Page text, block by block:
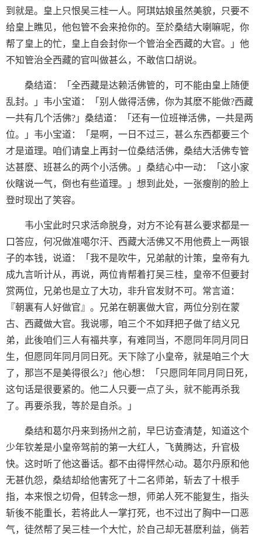
到就是。皇上只恨吴三桂一人。阿琪姑娘虽然美貌，只要不
给皇上瞧见，他包管不会来抢你的。至於桑结大喇嘛呢，你
帮了皇上的忙，皇上自会封你一个管治全西藏的大官。」他
不知管治全西藏的官叫做甚么，不敢信口胡说。
桑结道：「全西藏是达赖活佛管的，可不能由皇上随便
乱封。」韦小宝道：「别人做得活佛，你为其麽不能做?西藏
一共有几个活佛?」桑结道：「还有一位班禅活佛，一共是两
位。」韦小宝道：「是啊，一日不过三，甚么东西都要三个
才是道理。咱们请皇上再封一位桑结活佛，桑结大活佛专管
达甚麽、班甚么的两个小活佛。」桑结心中一动：「这小家
伙瞎说一气，倒也有些道理。」想到此处，一张瘦削的脸上
登时现出了笑容。
韦小宝此时只求活命脱身，对方不论有甚么要求都是一
口答应，何况做准噶尔汗、西藏大活佛又不用他费上一两银
子的本钱，说道：「我不是吹牛，兄弟献的计策，皇帝有九
成九言听计从，再说，两位肯帮着打吴三桂，皇帝不但要封
赏两位，兄弟也是立了大功，非升官发财不可。常言道：
『朝裏有人好做官』。兄弟在朝裏做大官，两位分别在蒙
古、西藏做大官。我说哪，咱三个不如拜把子做了结义兄
弟，此後咱们三人有福共享，有难同当，不愿同年同月同日
生，但愿同年同月同日死。天下除了小皇帝，就是咱三个大
了，那岂不是美得很么?」他心想：「只愿同年同月同日死，
这句话是很要紧的。他二人只要一点了头，就不能再杀我
了。再要杀我，等於是自杀。」
桑结和葛尔丹来到扬州之前，早巳访查清楚，知道这个
少年钦差是小皇帝驾前的第一大红人，飞黄腾达，升官极
快。这时听了他这番话。都不由得怦然心动。葛尔丹原和他
无甚仇怨，桑结却给他害死了十二名师弟，斩去了十根手
指，本来恨之切骨，但转念一想，师弟人死不能复生，指头
斩後不能重长，若将此人一掌打死，也不过出了胸中一口恶
气，徒然帮了吴三桂一个大忙，於自己却无甚麽利益，倘若